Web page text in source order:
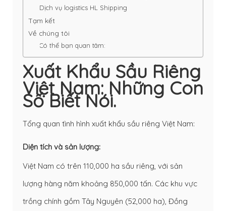
Dịch vụ logistics HL Shipping
Tạm kết
Về chúng tôi
Có thể bạn quan tâm:
Xuất Khẩu Sầu Riêng
Việt Nam: Những Con
Số Biết Nói.
Tổng quan tình hình xuất khẩu sầu riêng Việt Nam:
Diện tích và sản lượng:
Việt Nam có trên 110,000 ha sầu riêng, với sản
lượng hàng năm khoảng 850,000 tấn. Các khu vực
trồng chính gồm Tây Nguyên (52,000 ha), Đồng